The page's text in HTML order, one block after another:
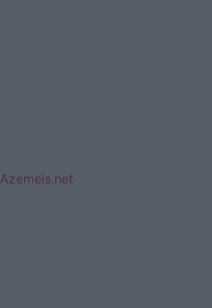
Azemeis.net